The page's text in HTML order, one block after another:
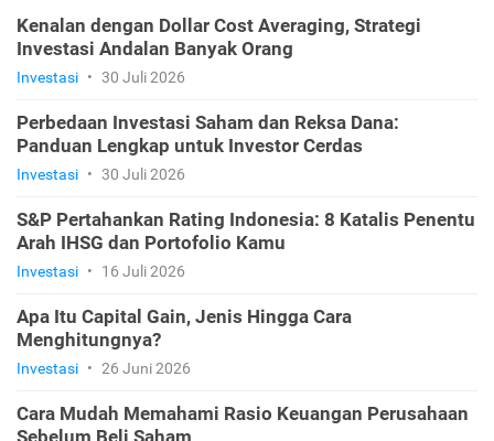
Kenalan dengan Dollar Cost Averaging, Strategi
Investasi Andalan Banyak Orang
Investasi • 30 Juli 2026
Perbedaan Investasi Saham dan Reksa Dana:
Panduan Lengkap untuk Investor Cerdas
Investasi • 30 Juli 2026
S&P Pertahankan Rating Indonesia: 8 Katalis Penentu
Arah IHSG dan Portofolio Kamu
Investasi • 16 Juli 2026
Apa Itu Capital Gain, Jenis Hingga Cara
Menghitungnya?
Investasi • 26 Juni 2026
Cara Mudah Memahami Rasio Keuangan Perusahaan